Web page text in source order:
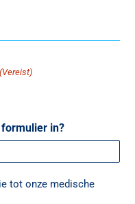
(Vereist)
formulier in?
tot onze medische